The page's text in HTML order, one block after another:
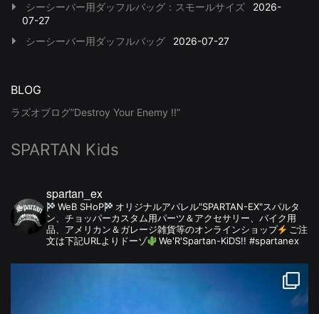
シーシーバー用ダッフルバッグ：スモールサイズ
2026-
07-27
シーシーバー用ダッフルバッグ
2026-07-27
BLOG
ラズオブログ”Destroy Your Enemy !!”
SPARTAN Kids
spartan_ex
WeB SHoP
オリジナルアパレル"SPARTAN-EX"スパルタ
ン、チョッパーカスタム用パーツ＆アクセサリー、バイク用
品、アメリカン＆ガレージ雑貨等のオンラインショップ
ご注
文は下記URLよりドーゾ
We'R'Spartan-KiDS!! #spartanex